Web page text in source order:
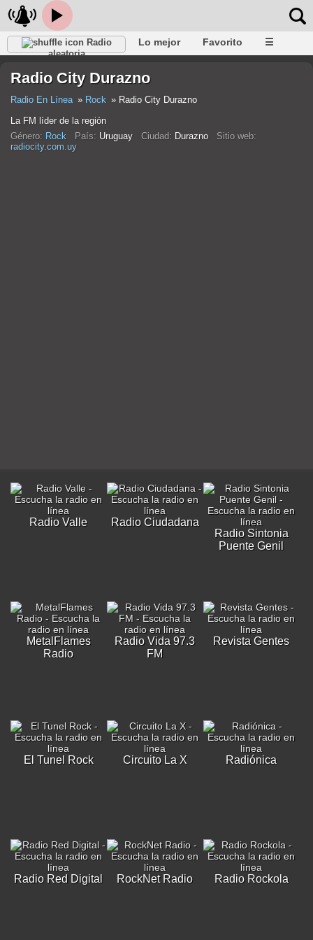
Radio
aleatoria
Lo mejor Favorito ☰
Radio City Durazno
Radio En Línea Rock
Radio City Durazno
La FM líder de la región
Género: Rock País: Uruguay Ciudad: Durazno Sitio web:
radiocity.com.uy
Radio Valle
Radio Ciudadana
Radio Sintonia
Puente Genil
MetalFlames
Radio
Radio Vida 97.3
FM
Revista Gentes
El Tunel Rock Circuito La X Radiónica
Radio Red Digital RockNet Radio Radio Rockola